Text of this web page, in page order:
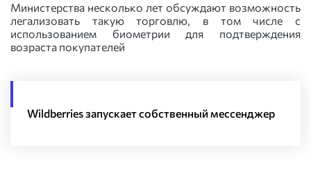
Министерства несколько лет обсуждают возможность
легализовать такую торговлю, в том числе с
использованием биометрии для подтверждения
возраста покупателей
Wildberries запускает собственный мессенджер